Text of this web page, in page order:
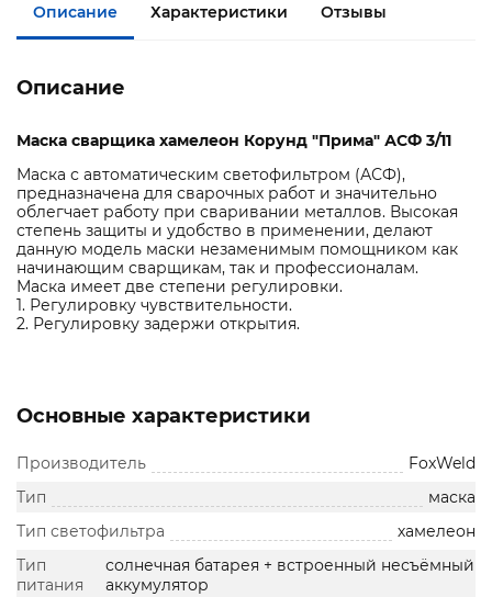
Описание Характеристики Отзывы
Описание
Маска сварщика хамелеон Корунд "Прима" АСФ 3/11
Маска с автоматическим светофильтром (АСФ),
предназначена для сварочных работ и значительно
облегчает работу при сваривании металлов. Высокая
степень защиты и удобство в применении, делают
данную модель маски незаменимым помощником как
начинающим сварщикам, так и профессионалам.
Маска имеет две степени регулировки.
1. Регулировку чувствительности.
2. Регулировку задержи открытия.
Основные характеристики
Производитель
FoxWeld
Тип
маска
Тип светофильтра
хамелеон
Тип
питания
солнечная батарея + встроенный несъёмный
аккумулятор